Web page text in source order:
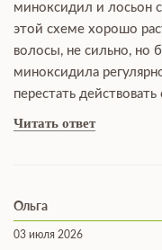
миноксидил и лосьон
этой схеме хорошо
волосы, не сильно, но
миноксидила
перестать
Читать ответ
Ольга
03 июля 2026